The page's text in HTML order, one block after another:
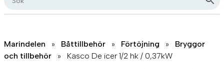
Marindelen » Båttillbehör » Förtöjning »
Bryggor
och tillbehör
» Kasco De icer 1/2 hk / 0,37kW